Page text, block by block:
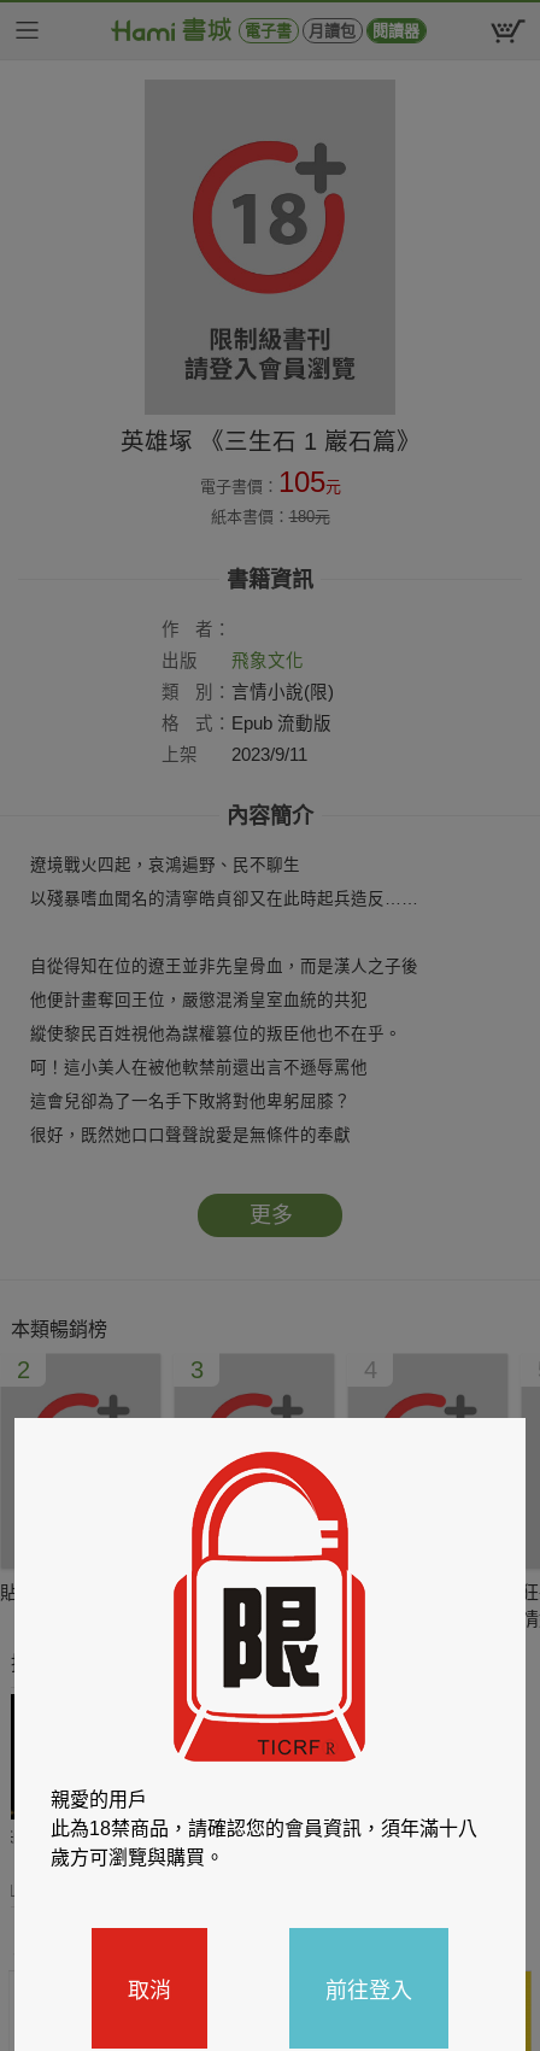
電子書 月讀包 閱讀器
英雄塚 《三生石 1 巖石篇》
電子書價： 105元
紙本書價：180元
書籍資訊
作
者：
出版
社：
飛象文化
類
別： 言情小說(限)
格
式： Epub 流動版
上架
2023/9/11
內容簡介
遼境戰火四起，哀鴻遍野、民不聊生
以殘暴嗜血聞名的清寧皓貞卻又在此時起兵造反……
自從得知在位的遼王並非先皇骨血，而是漢人之子後
他便計畫奪回王位，嚴懲混淆皇室血統的共犯
縱使黎民百姓視他為謀權篡位的叛臣他也不在乎。
呵！這小美人在被他軟禁前還出言不遜辱罵他
這會兒卻為了一名手下敗將對他卑躬屈膝？
很好，既然她口口聲聲說愛是無條件的奉獻
要她施展「美人計」幫助戰敗的遼王奪回江山！？
逼她進宮魅惑甫登基的王上，等待時機裡應外合。
縱使百般不願，她仍被當成貢品獻給了寧王
只是，她既學不來妖嬈狐媚，也不善阿諛奉承
更多
本類暢銷榜
3
貼心情婦～魅惑之
4
情竊竹心～魅惑之
5
狂肆情夫《情夫V.S
推薦你買好東西
觸
31
TCL數位筆記本送月讀包1
年
BOOX電子閱讀器 X 哈利
親愛的用戶
此為18禁商品，請確認您的會員資訊，須年滿十八
歲方可瀏覽與購買。
取消 前往登入